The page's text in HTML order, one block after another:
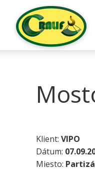
Klient: VIPO
Dátum:
Miesto: